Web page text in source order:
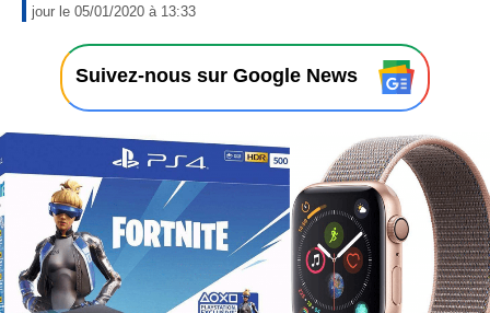
jour le 05/01/2020 à 13:33
2
/
1
2
0
1
Suivez-nous sur Google News